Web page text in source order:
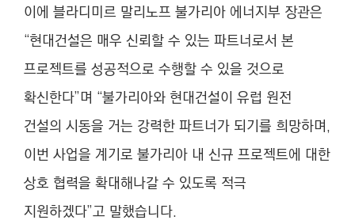
이에 블라디미르 말리노프 불가리아 에너지부 장관은
“현대건설은 매우 신뢰할 수 있는 파트너로서 본
프로젝트를 성공적으로 수행할 수 있을 것으로
확신한다”며 “불가리아와 현대건설이 유럽 원전
건설의 시동을 거는 강력한 파트너가 되기를 희망하며,
이번 사업을 계기로 불가리아 내 신규 프로젝트에 대한
상호 협력을 확대해나갈 수 있도록 적극
지원하겠다”고 말했습니다.